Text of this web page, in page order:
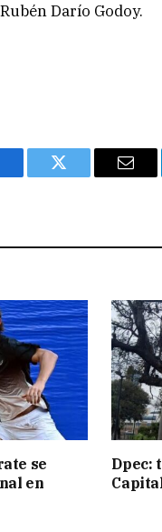
Darío Godoy.
Twitter
se
en
Dpec: